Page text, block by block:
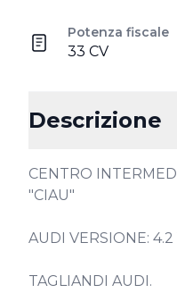
Potenza fiscale
33 CV
Descrizione
CENTRO
"CIAU"
AUDI VERSIONE:
TAGLIANDI AUDI.